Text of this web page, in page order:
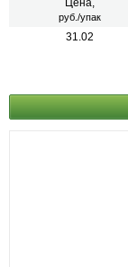
Цена,
руб./упак
31.02